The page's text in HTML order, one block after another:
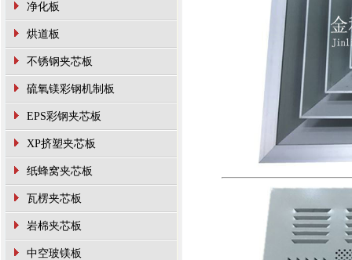
净化板
烘道板
不锈钢夹芯板
硫氧镁彩钢机制板
EPS彩钢夹芯板
XP挤塑夹芯板
纸蜂窝夹芯板
瓦楞夹芯板
岩棉夹芯板
中空玻镁板